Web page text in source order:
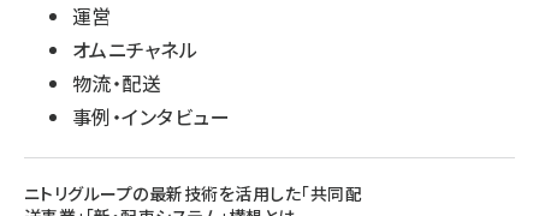
運営
オムニチャネル
物流・配送
事例・インタビュー
ニトリグループの最新技術を活用した「共同配